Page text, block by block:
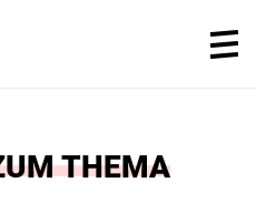
THEMA